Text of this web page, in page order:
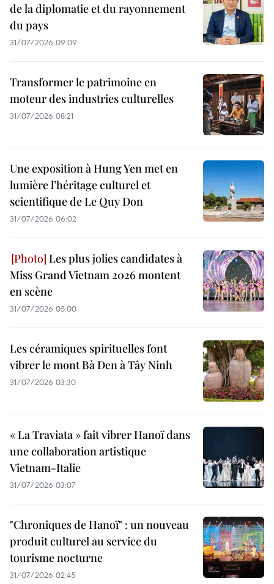
de la diplomatie et du rayonnement
du pays
31/07/2026 09:09
Transformer le patrimoine en
moteur des industries culturelles
31/07/2026 08:21
Une exposition à Hung Yen met en
lumière l’héritage culturel et
scientifique de Le Quy Don
31/07/2026 06:02
Les plus jolies candidates à
Miss Grand Vietnam 2026 montent
en scène
31/07/2026 05:00
Les céramiques spirituelles font
vibrer le mont Bà Den à Tây Ninh
31/07/2026 03:30
« La Traviata » fait vibrer Hanoï dans
une collaboration artistique
Vietnam-Italie
31/07/2026 03:07
"Chroniques de Hanoï" : un nouveau
produit culturel au service du
tourisme nocturne
31/07/2026 02:45